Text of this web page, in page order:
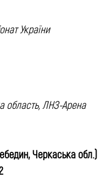
України
область, ЛНЗ-Арена
Черкаська